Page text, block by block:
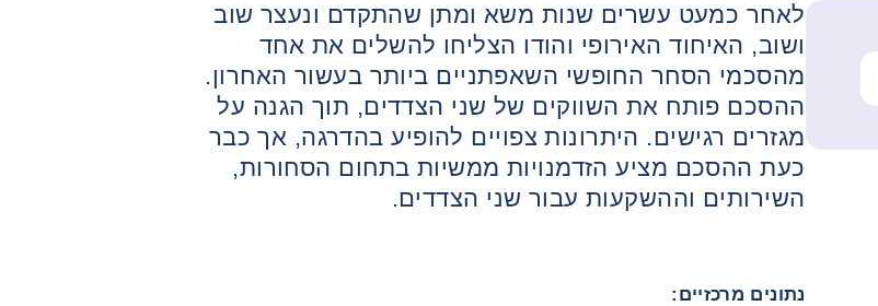
לאחר כמעט עשרים שנות משא ומתן שהתקדם ונעצר שוב
ושוב, האיחוד האירופי והודו הצליחו להשלים את אחד
מהסכמי הסחר החופשי השאפתניים ביותר בעשור האחרון.
ההסכם פותח את השווקים של שני הצדדים, תוך הגנה על
מגזרים רגישים. היתרונות צפויים להופיע בהדרגה, אך כבר
כעת ההסכם מציע הזדמנויות ממשיות בתחום הסחורות,
השירותים וההשקעות עבור שני הצדדים.
נתונים מרכזיים: